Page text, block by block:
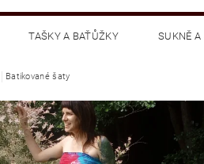
TAŠKY A BAŤŮŽKY SUKNĚ A
KALHOTY
Batikované šaty